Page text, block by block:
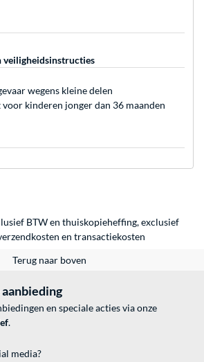
veiligheidsinstructies
wegens kleine delen
kinderen jonger dan 36 maanden
BTW en thuiskopieheffing, exclusief
en transactiekosten
Terug naar boven
en speciale acties via onze
.
media?